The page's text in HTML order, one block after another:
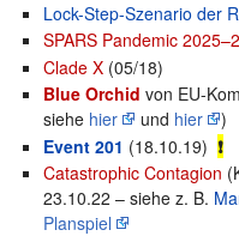
Lock-Step-Szenario der
SPARS Pandemic
Clade X (05/18)
Blue Orchid von EU-
siehe hier und hier
)
Event 201 (18.10.19) ❗
Catastrophic Contagion
23.10.22 – siehe z. B.
Planspiel